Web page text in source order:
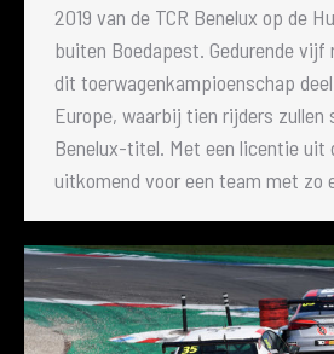
2019 van de TCR Benelux op de
buiten Boedapest. Gedurende vijf
dit toerwagenkampioenschap
Europe, waarbij tien rijders zullen
Benelux-titel. Met een licentie uit
uitkomend voor een team met zo